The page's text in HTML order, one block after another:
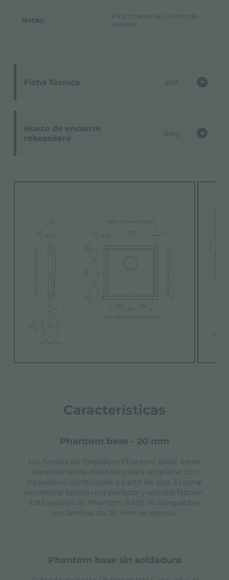
Ficha Técnica pdf
Hueco de encastre
rebosadero
dwg
Notas:
Para chapas de 20 mm de
espesor
Características
phantom base - 20 mm
Los fondos de fregadero Phantom BASE están
especialmente diseñados para acoplarse con
fregaderos construidos a partir de losa. El canal
perimetral facilita una perfecta y sencilla fijación.
Esta versión de Phantom BASE es compatible
con láminas de 20 mm de espesor.
phantom base sin soldadura